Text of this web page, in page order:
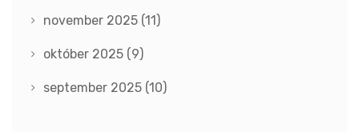
november 2025 (11)
október 2025 (9)
september 2025 (10)